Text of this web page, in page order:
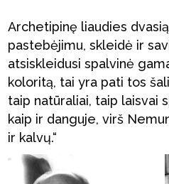
Archetipinę liaudies
pastebėjimu, skleidė ir
atsiskleidusi spalvinė
koloritą, tai yra pati tos
taip natūraliai, taip laisvai
kaip ir danguje, virš
ir kalvų.“